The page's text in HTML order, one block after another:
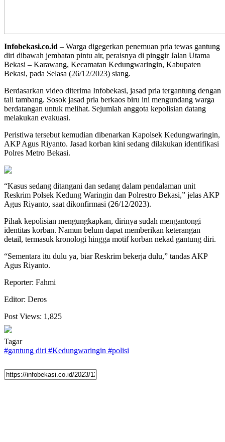
Infobekasi.co.id – Warga digegerkan penemuan pria tewas gantung
diri dibawah jembatan pintu air, peraisnya di pinggir Jalan Utama
Bekasi – Karawang, Kecamatan Kedungwaringin, Kabupaten
Bekasi, pada Selasa (26/12/2023) siang.
Berdasarkan video diterima Infobekasi, jasad pria tergantung dengan
tali tambang. Sosok jasad pria berkaos biru ini mengundang warga
berdatangan untuk melihat. Sejumlah anggota kepolisian datang
melakukan evakuasi.
Peristiwa tersebut kemudian dibenarkan Kapolsek Kedungwaringin,
AKP Agus Riyanto. Jasad korban kini sedang dilakukan identifikasi
Polres Metro Bekasi.
“Kasus sedang ditangani dan sedang dalam pendalaman unit
Reskrim Polsek Kedung Waringin dan Polrestro Bekasi,” jelas AKP
Agus Riyanto, saat dikonfirmasi (26/12/2023).
Pihak kepolisian mengungkapkan, dirinya sudah mengantongi
identitas korban. Namun belum dapat memberikan keterangan
detail, termasuk kronologi hingga motif korban nekad gantung diri.
“Sementara itu dulu ya, biar Reskrim bekerja dulu,” tandas AKP
Agus Riyanto.
Reporter: Fahmi
Editor: Deros
Post Views: 1,825
Tagar
#gantung diri #Kedungwaringin #polisi